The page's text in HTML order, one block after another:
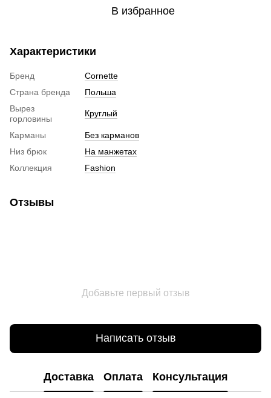
В избранное
Характеристики
Бренд
Cornette
Страна бренда
Польша
Вырез
горловины
Круглый
Карманы
Без карманов
Низ брюк
На манжетах
Коллекция
Fashion
Отзывы
Добавьте первый отзыв
Написать отзыв
Доставка Оплата Консультация